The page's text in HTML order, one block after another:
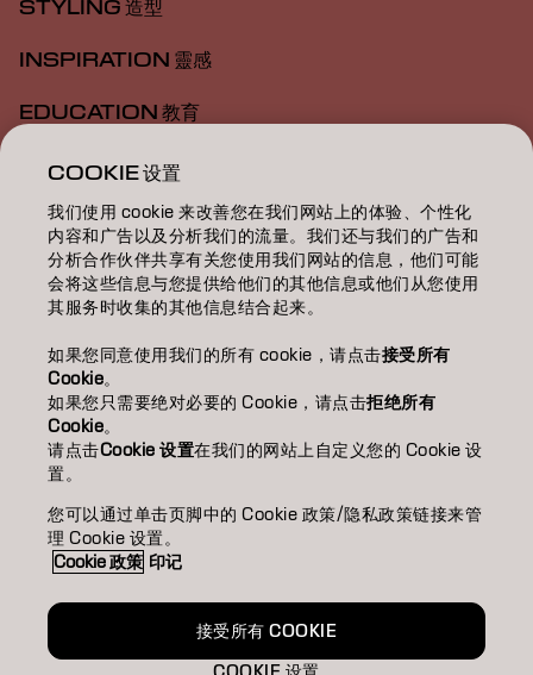
STYLING 造型
INSPIRATION 靈感
EDUCATION 教育
ABOUT 關於我們
SALON FINDER 搜尋髮廊
BECOME A PARTNER 成為合作夥伴
CONTACT US 聯絡我們
ImprintPrivacy PolicyCookie Policy Terms Of Use
Accessibility
HK | Chinese (Traditional)
Goldwell is part of
COOKIE 设置
我们使用 cookie 来改善您在我们网站上的体验、个性化
内容和广告以及分析我们的流量。我们还与我们的广告和
分析合作伙伴共享有关您使用我们网站的信息，他们可能
会将这些信息与您提供给他们的其他信息或他们从您使用
其服务时收集的其他信息结合起来。
如果您同意使用我们的所有 cookie，请点击接受所有
Cookie。
如果您只需要绝对必要的 Cookie，请点击拒绝所有
Cookie。
请点击Cookie 设置在我们的网站上自定义您的 Cookie 设
置。
您可以通过单击页脚中的 Cookie 政策/隐私政策链接来管
理 Cookie 设置。
Cookie 政策 印记
接受所有 COOKIE